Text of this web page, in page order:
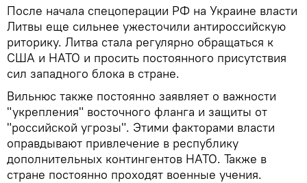
После начала спецоперации РФ на Украине власти
Литвы еще сильнее ужесточили антироссийскую
риторику. Литва стала регулярно обращаться к
США и НАТО и просить постоянного присутствия
сил западного блока в стране.
Вильнюс также постоянно заявляет о важности
"укрепления" восточного фланга и защиты от
"российской угрозы". Этими факторами власти
оправдывают привлечение в республику
дополнительных контингентов НАТО. Также в
стране постоянно проходят военные учения.